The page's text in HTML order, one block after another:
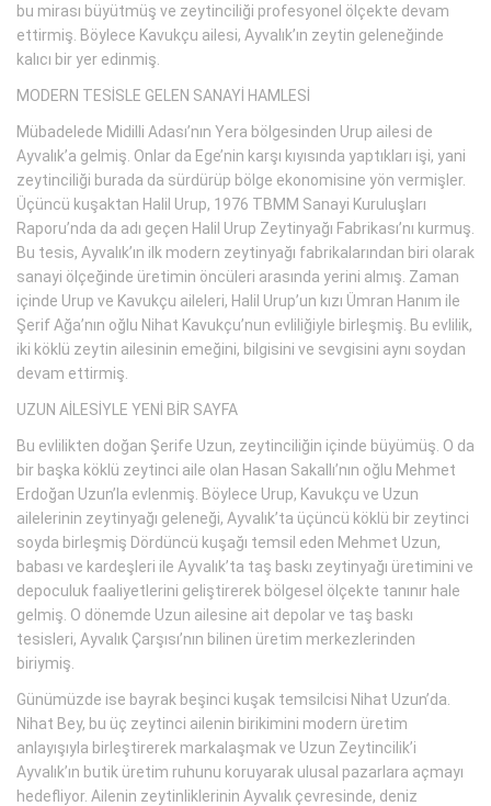
bu mirası büyütmüş ve zeytinciliği profesyonel ölçekte devam
ettirmiş. Böylece Kavukçu ailesi, Ayvalık’ın zeytin geleneğinde
kalıcı bir yer edinmiş.
MODERN TESİSLE GELEN SANAYİ HAMLESİ
Mübadelede Midilli Adası’nın Yera bölgesinden Urup ailesi de
Ayvalık’a gelmiş. Onlar da Ege’nin karşı kıyısında yaptıkları işi, yani
zeytinciliği burada da sürdürüp bölge ekonomisine yön vermişler.
Üçüncü kuşaktan Halil Urup, 1976 TBMM Sanayi Kuruluşları
Raporu’nda da adı geçen Halil Urup Zeytinyağı Fabrikası’nı kurmuş.
Bu tesis, Ayvalık’ın ilk modern zeytinyağı fabrikalarından biri olarak
sanayi ölçeğinde üretimin öncüleri arasında yerini almış. Zaman
içinde Urup ve Kavukçu aileleri, Halil Urup’un kızı Ümran Hanım ile
Şerif Ağa’nın oğlu Nihat Kavukçu’nun evliliğiyle birleşmiş. Bu evlilik,
iki köklü zeytin ailesinin emeğini, bilgisini ve sevgisini aynı soydan
devam ettirmiş.
UZUN AİLESİYLE YENİ BİR SAYFA
Bu evlilikten doğan Şerife Uzun, zeytinciliğin içinde büyümüş. O da
bir başka köklü zeytinci aile olan Hasan Sakallı’nın oğlu Mehmet
Erdoğan Uzun’la evlenmiş. Böylece Urup, Kavukçu ve Uzun
ailelerinin zeytinyağı geleneği, Ayvalık’ta üçüncü köklü bir zeytinci
soyda birleşmiş Dördüncü kuşağı temsil eden Mehmet Uzun,
babası ve kardeşleri ile Ayvalık’ta taş baskı zeytinyağı üretimini ve
depoculuk faaliyetlerini geliştirerek bölgesel ölçekte tanınır hale
gelmiş. O dönemde Uzun ailesine ait depolar ve taş baskı
tesisleri, Ayvalık Çarşısı’nın bilinen üretim merkezlerinden
biriymiş.
Günümüzde ise bayrak beşinci kuşak temsilcisi Nihat Uzun’da.
Nihat Bey, bu üç zeytinci ailenin birikimini modern üretim
anlayışıyla birleştirerek markalaşmak ve Uzun Zeytincilik’i
Ayvalık’ın butik üretim ruhunu koruyarak ulusal pazarlara açmayı
hedefliyor. Ailenin zeytinliklerinin Ayvalık çevresinde, deniz